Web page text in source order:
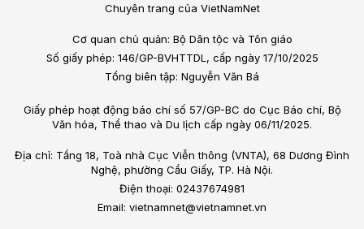
Chuyên trang của VietNamNet
Cơ quan chủ quản: Bộ Dân tộc và Tôn giáo
Số giấy phép: 146/GP-BVHTTDL, cấp ngày 17/10/2025
Tổng biên tập: Nguyễn Văn Bá
Giấy phép hoạt động báo chí số 57/GP-BC do Cục Báo chí, Bộ
Văn hóa, Thể thao và Du lịch cấp ngày 06/11/2025.
Địa chỉ: Tầng 18, Toà nhà Cục Viễn thông (VNTA), 68 Dương Đình
Nghệ, phường Cầu Giấy, TP. Hà Nội.
Điện thoại: 02437674981
Email: vietnamnet@vietnamnet.vn